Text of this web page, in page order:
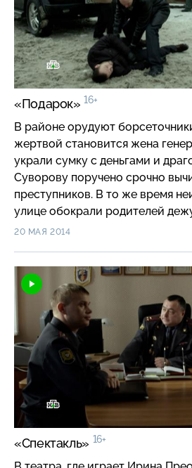
«Подарок» 16+
В районе орудуют
жертвой становится жена
украли сумку с деньгами и
Суворову поручено срочно
преступников. В то же время
улице обокрали родителей
обнаглевшие воры выхватили
20 МАЯ 2014
«Спектакль» 16+